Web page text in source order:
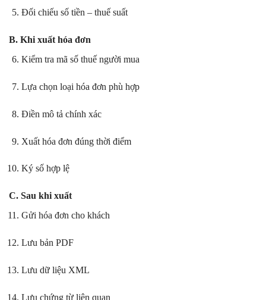
Đối chiếu số tiền – thuế suất
B. Khi xuất hóa đơn
Kiểm tra mã số thuế người mua
Lựa chọn loại hóa đơn phù hợp
Điền mô tả chính xác
Xuất hóa đơn đúng thời điểm
Ký số hợp lệ
C. Sau khi xuất
Gửi hóa đơn cho khách
Lưu bản PDF
Lưu dữ liệu XML
Lưu chứng từ liên quan